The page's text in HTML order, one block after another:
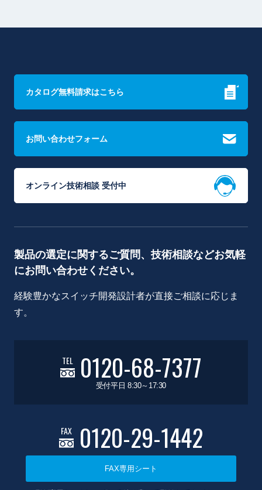
カタログ無料請求はこちら
お問い合わせフォーム
オンライン技術相談 受付中
製品の選定に関するご質問、技術相談などお気軽
にお問い合わせください。
経験豊かなスイッチ開発設計者が直接ご相談に応じま
す。
TEL 0120-68-7377
受付平日 8:30～17:30
FAX 0120-29-1442
FAX専用シート